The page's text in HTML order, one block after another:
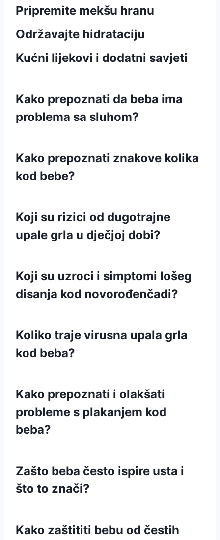
Pripremite mekšu hranu
Održavajte hidrataciju
Kućni lijekovi i dodatni savjeti
Kako prepoznati da beba ima
problema sa sluhom?
Kako prepoznati znakove kolika
kod bebe?
Koji su rizici od dugotrajne
upale grla u dječjoj dobi?
Koji su uzroci i simptomi lošeg
disanja kod novorođenčadi?
Koliko traje virusna upala grla
kod beba?
Kako prepoznati i olakšati
probleme s plakanjem kod
beba?
Zašto beba često ispire usta i
što to znači?
Kako zaštititi bebu od čestih